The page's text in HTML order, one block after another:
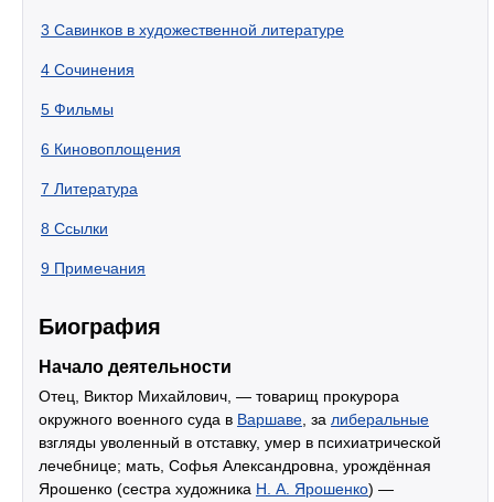
3 Савинков в художественной литературе
4 Сочинения
5 Фильмы
6 Киновоплощения
7 Литература
8 Ссылки
9 Примечания
Биография
Начало деятельности
Отец, Виктор Михайлович, — товарищ прокурора
окружного военного суда в Варшаве , за либеральные
взгляды уволенный в отставку, умер в психиатрической
лечебнице; мать, Софья Александровна, урождённая
Ярошенко (сестра художника Н. А. Ярошенко) —